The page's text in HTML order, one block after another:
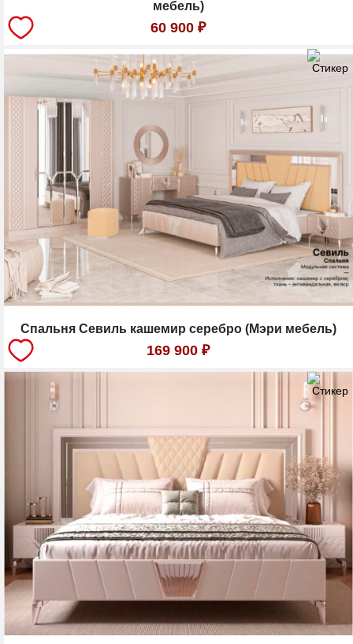
мебель)
60 900 ₽
Спальня Севиль кашемир серебро (Мэри мебель)
169 900 ₽